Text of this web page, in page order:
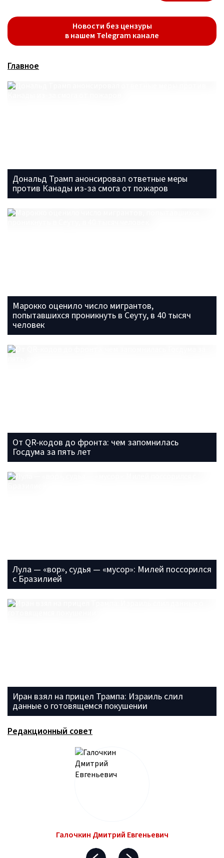
Новости без цензуры
в нашем Telegram канале
Главное
Дональд Трамп анонсировал ответные меры
против Канады из-за смога от пожаров
Марокко оценило число мигрантов,
попытавшихся проникнуть в Сеуту, в 40 тысяч
человек
От QR-кодов до фронта: чем запомнилась
Госдума за пять лет
Лула — «вор», судья — «мусор»: Милей поссорился
с Бразилией
Иран взял на прицел Трампа: Израиль слил
данные о готовящемся покушении
Редакционный совет
Галочкин Дмитрий Евгеньевич